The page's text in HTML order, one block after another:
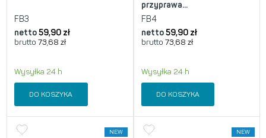
FB3
netto59,90 zł
brutto 73,68 zł
Wysyłka 24 h
DO KOSZYKA
przyprawa...
FB4
netto 59,90 zł
brutto 73,68 zł
Wysyłka 24 h
DO KOSZYKA
NEW NEW